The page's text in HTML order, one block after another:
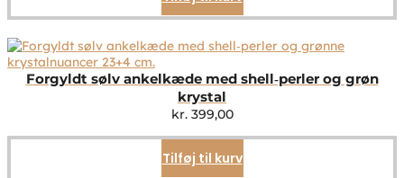
Forgyldt sølv ankelkæde med shell‑perler og grøn
krystal
kr.399,00
Tilføj til kurv